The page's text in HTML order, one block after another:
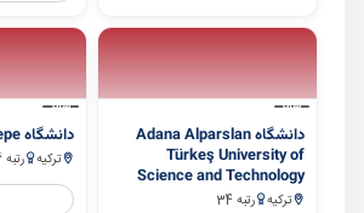
سایر
دانشگاه Adana Alparslan
Türkeş University of
Science and Technology
ترکیه رتبه 34
سایر
دانشگاه Afyon Kocatepe
ترکیه رتبه 36